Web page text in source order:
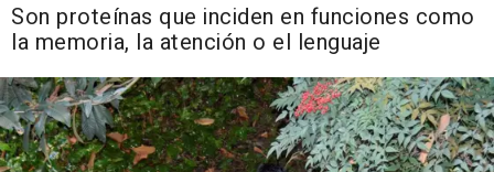
Son proteínas que inciden en funciones como
la memoria, la atención o el lenguaje